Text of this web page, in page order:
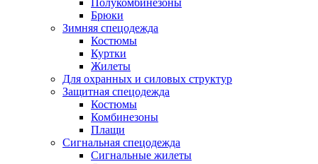
Брюки
Зимняя спецодежда
Костюмы
Куртки
Жилеты
Для охранных и силовых структур
Защитная спецодежда
Костюмы
Комбинезоны
Плащи
Сигнальная спецодежда
Сигнальные жилеты